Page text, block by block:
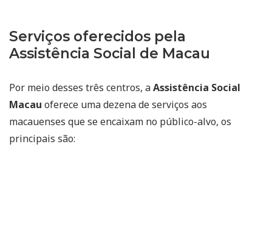
Serviços oferecidos pela
Assistência Social de Macau
Por meio desses três centros, aAssistência Social
Macau oferece uma dezena de serviços aos
macauenses que se encaixam no público-alvo, os
principais são: